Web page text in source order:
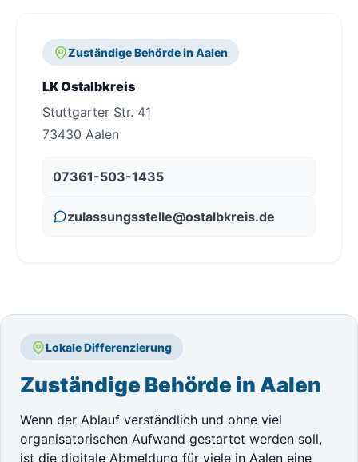
Zuständige Behörde in Aalen
LK Ostalbkreis
Stuttgarter Str. 41
73430 Aalen
07361-503-1435
zulassungsstelle@ostalbkreis.de
Lokale Differenzierung
Zuständige Behörde in Aalen
Wenn der Ablauf verständlich und ohne viel
organisatorischen Aufwand gestartet werden soll,
ist die digitale Abmeldung für viele in Aalen eine